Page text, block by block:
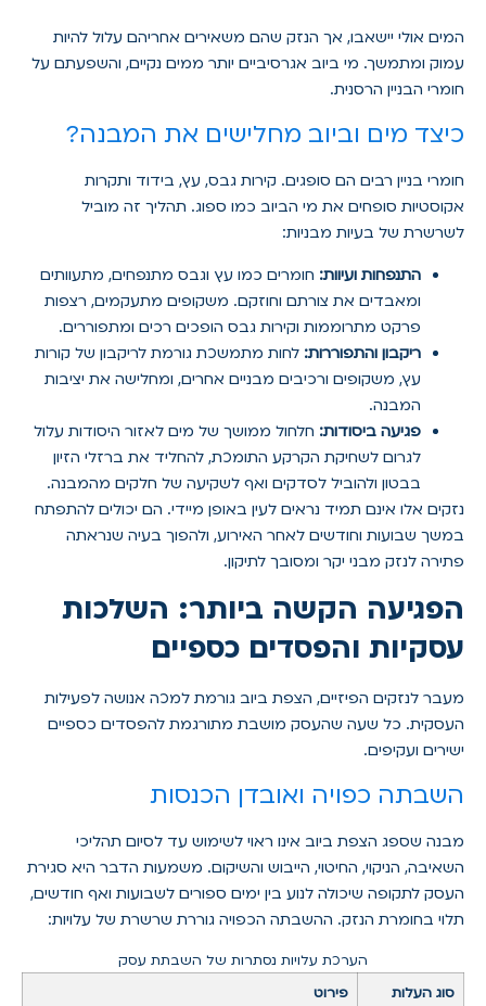
המים אולי יישאבו, אך הנזק שהם משאירים אחריהם עלול להיות
עמוק ומתמשך. מי ביוב אגרסיביים יותר ממים נקיים, והשפעתם על
חומרי הבניין הרסנית.
כיצד מים וביוב מחלישים את המבנה?
חומרי בניין רבים הם סופגים. קירות גבס, עץ, בידוד ותקרות
אקוסטיות סופחים את מי הביוב כמו ספוג. תהליך זה מוביל
לשרשרת של בעיות מבניות:
התנפחות ועיוות: חומרים כמו עץ וגבס מתנפחים, מתעוותים
ומאבדים את צורתם וחוזקם. משקופים מתעקמים, רצפות
פרקט מתרוממות וקירות גבס הופכים רכים ומתפוררים.
ריקבון והתפוררות: לחות מתמשכת גורמת לריקבון של קורות
עץ, משקופים ורכיבים מבניים אחרים, ומחלישה את יציבות
המבנה.
פגיעה ביסודות: חלחול ממושך של מים לאזור היסודות עלול
לגרום לשחיקת הקרקע התומכת, להחליד את ברזלי הזיון
בבטון ולהוביל לסדקים ואף לשקיעה של חלקים מהמבנה.
נזקים אלו אינם תמיד נראים לעין באופן מיידי. הם יכולים להתפתח
במשך שבועות וחודשים לאחר האירוע, ולהפוך בעיה שנראתה
פתירה לנזק מבני יקר ומסובך לתיקון.
הפגיעה הקשה ביותר: השלכות
עסקיות והפסדים כספיים
מעבר לנזקים הפיזיים, הצפת ביוב גורמת למכה אנושה לפעילות
העסקית. כל שעה שהעסק מושבת מתורגמת להפסדים כספיים
ישירים ועקיפים.
השבתה כפויה ואובדן הכנסות
מבנה שספג הצפת ביוב אינו ראוי לשימוש עד לסיום תהליכי
השאיבה, הניקוי, החיטוי, הייבוש והשיקום. משמעות הדבר היא סגירת
העסק לתקופה שיכולה לנוע בין ימים ספורים לשבועות ואף חודשים,
תלוי בחומרת הנזק. ההשבתה הכפויה גוררת שרשרת של עלויות:
הערכת עלויות נסתרות של השבתת עסק
סוג העלות
פירוט